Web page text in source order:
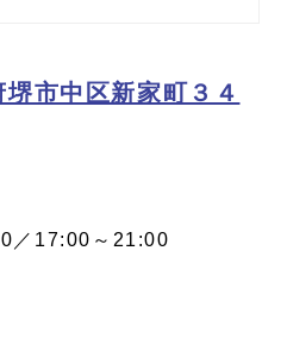
市中区新家町３４
／17:00～21:00